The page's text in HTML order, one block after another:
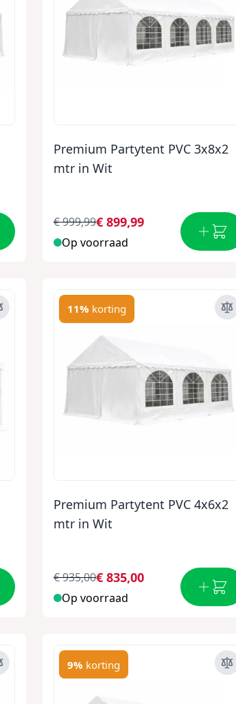
Premium Partytent PVC 3x8x2
mtr in Wit
€ 899,99
€ 999,99
Op voorraad
11% korting
Premium Partytent PVC 4x6x2
mtr in Wit
€ 835,00
€ 935,00
Op voorraad
9% korting